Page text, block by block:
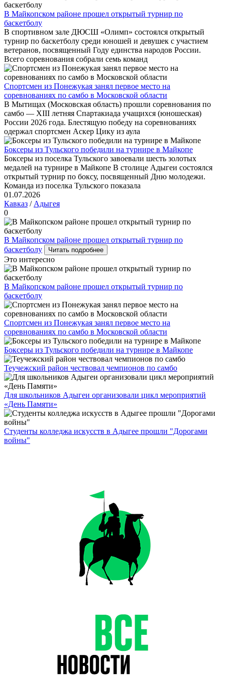
В Майкопском районе прошел открытый турнир по
баскетболу
В спортивном зале ДЮСШ «Олимп» состоялся открытый
турнир по баскетболу среди юношей и девушек с участием
ветеранов, посвященный Году единства народов России.
Всего соревнования собрали семь команд
Спортсмен из Понежукая занял первое место на
соревнованиях по самбо в Московской области
В Мытищах (Московская область) прошли соревнования по
самбо — XIII летняя Спартакиада учащихся (юношеская)
России 2026 года. Блестящую победу на соревнованиях
одержал спортсмен Аскер Цику из аула
Боксеры из Тульского победили на турнире в Майкопе
Боксеры из поселка Тульского завоевали шесть золотых
медалей на турнире в Майкопе В столице Адыгеи состоялся
открытый турнир по боксу, посвященный Дню молодежи.
Команда из поселка Тульского показала
01.07.2026
Кавказ / Адыгея
0
В Майкопском районе прошел открытый турнир по
баскетболу
Читать подробнее
Это интересно
В Майкопском районе прошел открытый турнир по
баскетболу
Спортсмен из Понежукая занял первое место на
соревнованиях по самбо в Московской области
Боксеры из Тульского победили на турнире в Майкопе
Теучежский район чествовал чемпионов по самбо
Для школьников Адыгеи организовали цикл мероприятий
«День Памяти»
Студенты колледжа искусств в Адыгее прошли "Дорогами
войны"